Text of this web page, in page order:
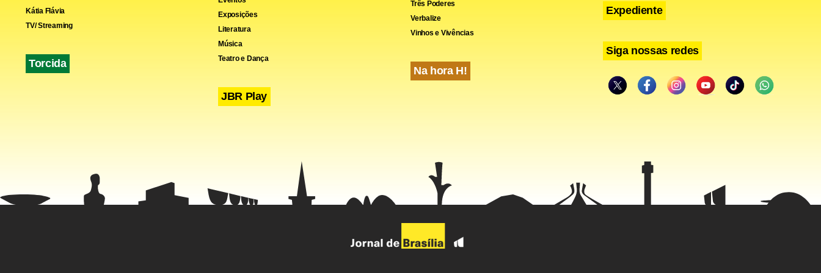
Por trás dos números estão milhares de trabalhadores que ajudam a erguer prédios,
Kátia Flávia
TV/ Streaming
Torcida
Exposições
Literatura
Música
Teatro e Dança
JBR Play
Três Poderes
Verbalize
Vinhos e Vivências
Na hora H!
Expediente
Siga nossas redes